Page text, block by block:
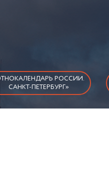
РОССИИ.
САНКТ-ПЕТЕРБУРГ»